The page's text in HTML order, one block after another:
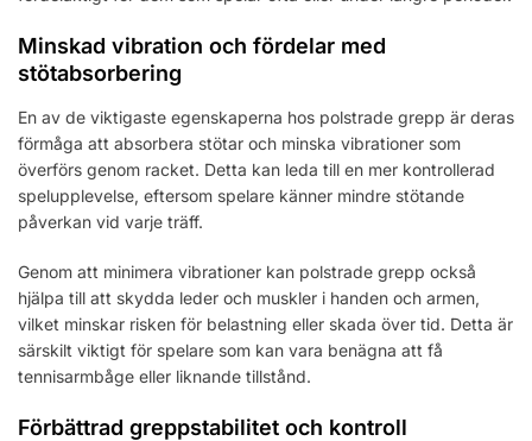
Minskad vibration och fördelar med
stötabsorbering
En av de viktigaste egenskaperna hos polstrade grepp är deras
förmåga att absorbera stötar och minska vibrationer som
överförs genom racket. Detta kan leda till en mer kontrollerad
spelupplevelse, eftersom spelare känner mindre stötande
påverkan vid varje träff.
Genom att minimera vibrationer kan polstrade grepp också
hjälpa till att skydda leder och muskler i handen och armen,
vilket minskar risken för belastning eller skada över tid. Detta är
särskilt viktigt för spelare som kan vara benägna att få
tennisarmbåge eller liknande tillstånd.
Förbättrad greppstabilitet och kontroll